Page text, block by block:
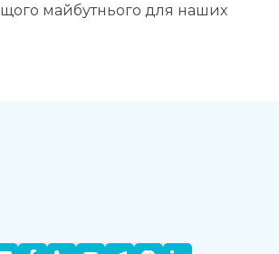
майбутнього для наших